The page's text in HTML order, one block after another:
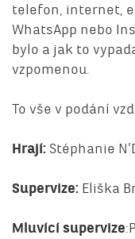
telefon, internet,
WhatsApp nebo
bylo a jak to
vzpomenou.
To vše v podání
Hrají: Stéphanie
Supervize: Eliška
Mluvící supervize: